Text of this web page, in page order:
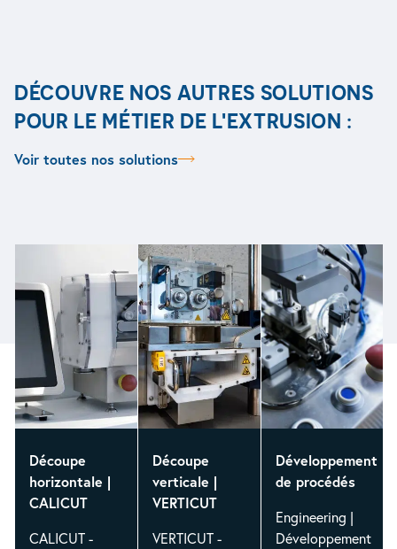
DÉCOUVRE NOS AUTRES SOLUTIONS
POUR LE MÉTIER DE L'EXTRUSION :
Voir toutes nos solutions
Découpe
horizontale |
CALICUT
CALICUT -
Découpe
verticale |
VERTICUT
VERTICUT -
Développement
de procédés
Engineering |
Développement